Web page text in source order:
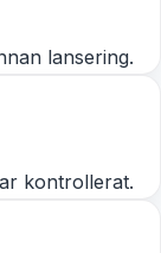
lansering.
kontrollerat.